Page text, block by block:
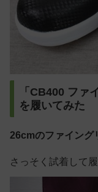
「CB400 ファ
を履いてみた
26cmのファイング
さっそく試着して